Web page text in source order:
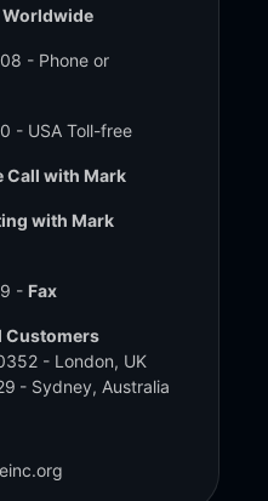
Worldwide
- Phone or
- USA Toll-free
Call with Mark
with Mark
- Fax
Customers
- London, UK
- Sydney, Australia